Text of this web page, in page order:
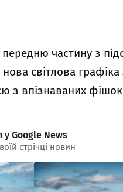
частину з
світлова
з впізнаваних
у Google News
стрічці новин